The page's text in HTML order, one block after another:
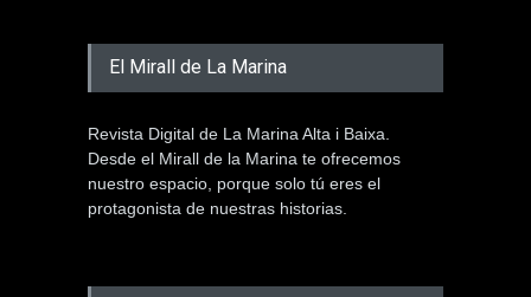
El Mirall de La Marina
Revista Digital de La Marina Alta i Baixa.
Desde el Mirall de la Marina te ofrecemos
nuestro espacio, porque solo tú eres el
protagonista de nuestras historias.